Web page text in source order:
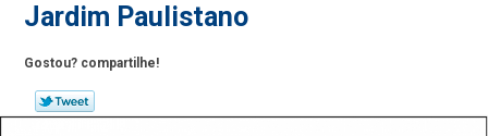
Jardim Paulistano
Gostou? compartilhe!